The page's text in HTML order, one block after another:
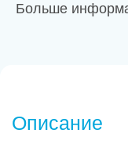
Больше
Описание